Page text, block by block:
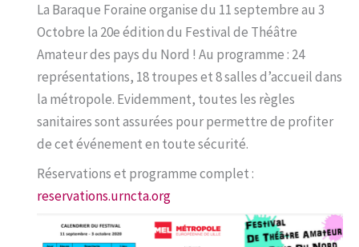
La Baraque Foraine organise du 11 septembre au 3
Octobre la 20e édition du Festival de Théâtre
Amateur des pays du Nord ! Au programme : 24
représentations, 18 troupes et 8 salles d’accueil dans
la métropole. Evidemment, toutes les règles
sanitaires sont assurées pour permettre de profiter
de cet événement en toute sécurité.
Réservations et programme complet :
reservations.urncta.org